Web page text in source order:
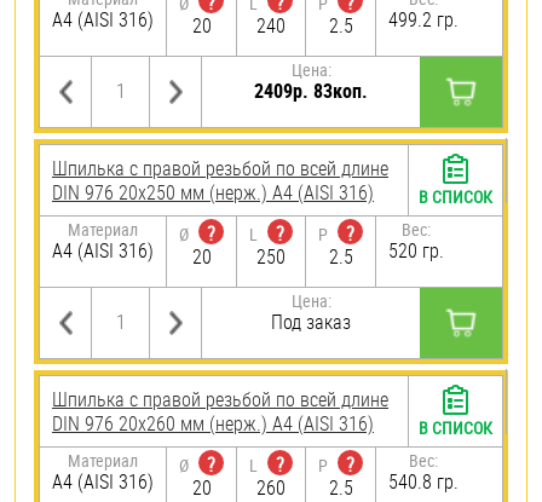
A4 (AISI 316)
20
240
2.5
499.2 гр.
Цена:
2409р. 83коп.
Шпилька с правой резьбой по всей длине
DIN 976 20х250 мм (нерж.) A4 (AISI 316)
Материал
A4 (AISI 316)
Ø
?
20
L
?
250
P
?
2.5
Вес:
520 гр.
Цена:
Под заказ
В СПИСОК
Шпилька с правой резьбой по всей длине
DIN 976 20х260 мм (нерж.) A4 (AISI 316)
Материал
A4 (AISI 316)
Ø
?
20
L
?
260
P
?
2.5
Вес:
540.8 гр.
В СПИСОК